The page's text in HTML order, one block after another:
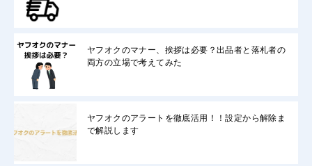
ヤフオクのマナー、挨拶は必要？出品者と落札者の
両方の立場で考えてみた
ヤフオクのアラートを徹底活用！！設定から解除ま
で解説します